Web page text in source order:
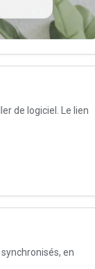
de logiciel. Le lien
en